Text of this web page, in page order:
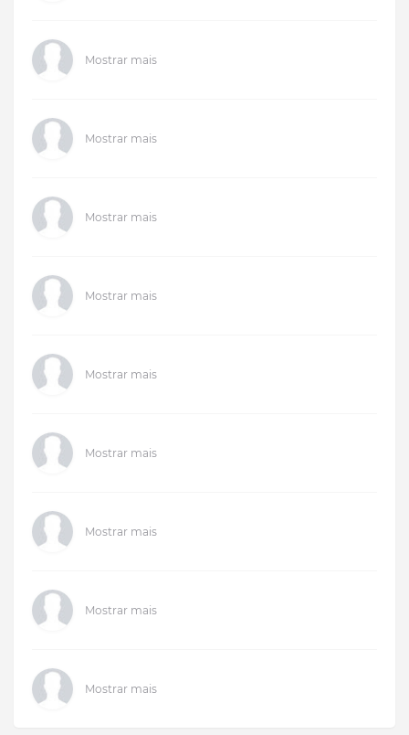
Mostrar mais
Mostrar mais
Mostrar mais
Mostrar mais
Mostrar mais
Mostrar mais
Mostrar mais
Mostrar mais
Mostrar mais